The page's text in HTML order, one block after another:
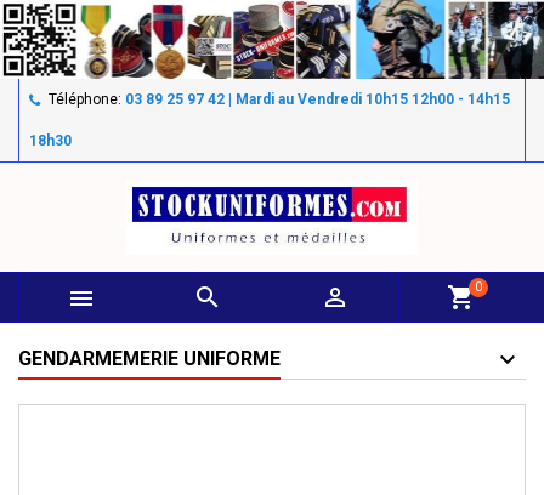
Téléphone: 03 89 25 97 42 | Mardi au Vendredi 10h15 12h00 - 14h15
18h30
   shopping_cart0
GENDARMEMERIE UNIFORME